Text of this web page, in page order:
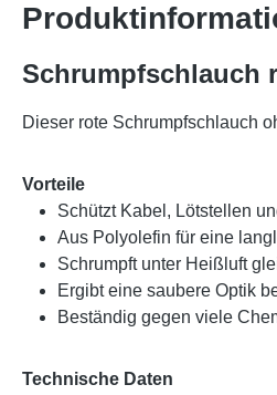
Schrumpfschlauch
Dieser rote Schrumpfschlauch
Vorteile
Schützt Kabel, Lötstellen
Aus Polyolefin für eine
Schrumpft unter Heißluft
Ergibt eine saubere Optik
Beständig gegen viele
Technische Daten